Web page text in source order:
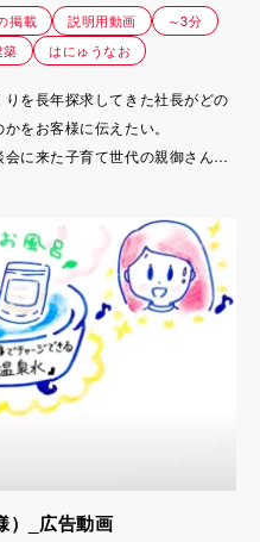
掲載 説明用動画
～3分
築 はにゅうなお
を長年探求してきた社長がどの
をお客様に伝えたい。
に来た子育て世代の親御さん、
_広告動画